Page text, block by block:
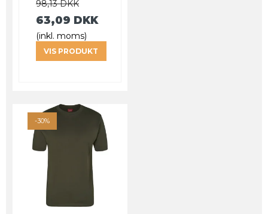
98,13 DKK
63,09 DKK
(inkl. moms)
VIS PRODUKT
-30%